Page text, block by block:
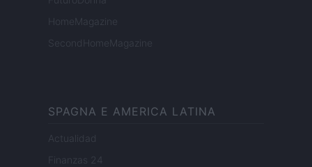
HomeMagazine
SecondHomeMagazine
SPAGNA E AMERICA LATINA
Actualidad
Finanzas 24